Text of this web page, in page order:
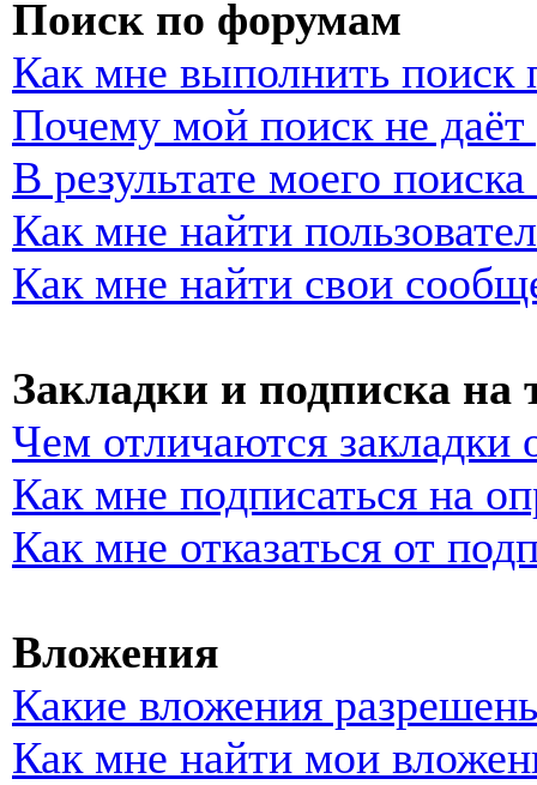
Поиск по форумам
Как мне выполнить
Почему мой поиск не даёт
В результате моего
Как мне найти
Как мне найти свои
Закладки и подписка на
Чем отличаются закладки
Как мне подписаться на
Как мне отказаться от
Вложения
Какие вложения
Как мне найти мои